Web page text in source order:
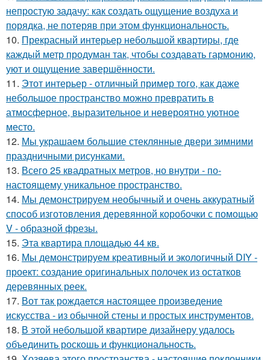
непростую задачу: как создать ощущение воздуха и
порядка, не потеряв при этом функциональность.
10. Прекрасный интерьер небольшой квартиры, где
каждый метр продуман так, чтобы создавать гармонию,
уют и ощущение завершённости.
11. Этот интерьер - отличный пример того, как даже
небольшое пространство можно превратить в
атмосферное, выразительное и невероятно уютное
место.
12. Мы украшаем большие стеклянные двери зимними
праздничными рисунками.
13. Всего 25 квадратных метров, но внутри - по-
настоящему уникальное пространство.
14. Мы демонстрируем необычный и очень аккуратный
способ изготовления деревянной коробочки с помощью
V - образной фрезы.
15. Эта квартира площадью 44 кв.
16. Мы демонстрируем креативный и экологичный DIY -
проект: создание оригинальных полочек из остатков
деревянных реек.
17. Вот так рождается настоящее произведение
искусства - из обычной стены и простых инструментов.
18. В этой небольшой квартире дизайнеру удалось
объединить роскошь и функциональность.